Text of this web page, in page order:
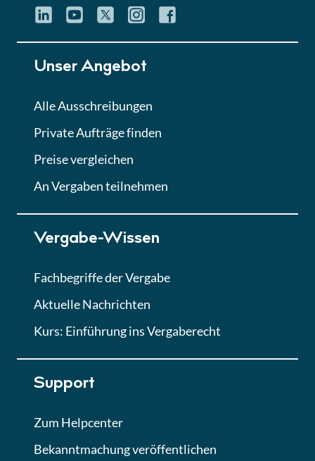
Quiz
Eignung im Vergabeverfahren
Lektion 6
Abgabe von Angeboten
Lektion
Lektion 7
Finales Quiz
Unser Angebot
Alle Ausschreibungen
Private Aufträge finden
Preise vergleichen
An Vergaben teilnehmen
Vergabe-Wissen
Fachbegriffe der Vergabe
Aktuelle Nachrichten
Kurs: Einführung ins Vergaberecht
Support
Zum Helpcenter
Bekanntmachung veröffentlichen